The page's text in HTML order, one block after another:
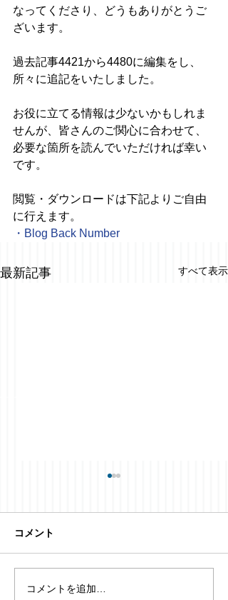
なってくださり、どうもありがとうご
ざいます。
過去記事4421から4480に編集をし、
所々に追記をいたしました。
お役に立てる情報は少ないかもしれま
せんが、皆さんのご関心に合わせて、
必要な箇所を読んでいただければ幸い
です。
閲覧・ダウンロードは下記よりご自由
に行えます。
・ Blog Back Number
最新記事 すべて表示
⭐️YouTubeチャンネル開
コメント
コメントを追加…